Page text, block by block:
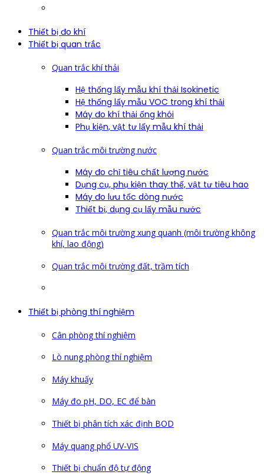
Thiết bị đo khí
Thiết bị quan trắc
Quan trắc khí thải
Hệ thống lấy mẫu khí thải Isokinetic
Hệ thống lấy mẫu VOC trong khí thải
Máy đo khí thải ống khói
Phụ kiện, vật tư lấy mẫu khí thải
Quan trắc môi trường nước
Máy đo chỉ tiêu chất lượng nước
Dụng cụ, phụ kiện thay thế, vật tư tiêu hao
Máy đo lưu tốc dòng nước
Thiết bị, dụng cụ lấy mẫu nước
Quan trắc môi trường xung quanh (môi trường không
khí, lao động)
Quan trắc môi trường đất, trầm tích
Thiết bị phòng thí nghiệm
Cân phòng thí nghiệm
Lò nung phòng thí nghiệm
Máy khuấy
Máy đo pH, DO, EC để bàn
Thiết bị phân tích xác định BOD
Máy quang phổ UV-VIS
Thiết bị chuẩn độ tự động